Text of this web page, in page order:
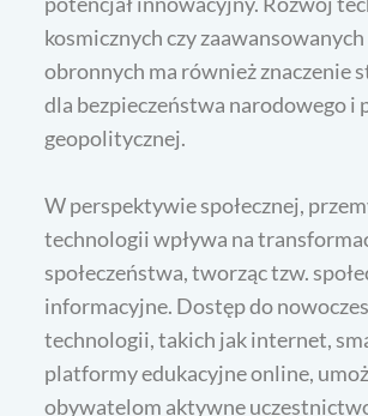
kosmicznych czy
obronnych ma również znaczenie
dla bezpieczeństwa narodowego i
geopolitycznej.
W perspektywie społecznej,
technologii wpływa na
społeczeństwa, tworząc tzw.
informacyjne. Dostęp do
technologii, takich jak internet,
platformy edukacyjne online,
obywatelom aktywne